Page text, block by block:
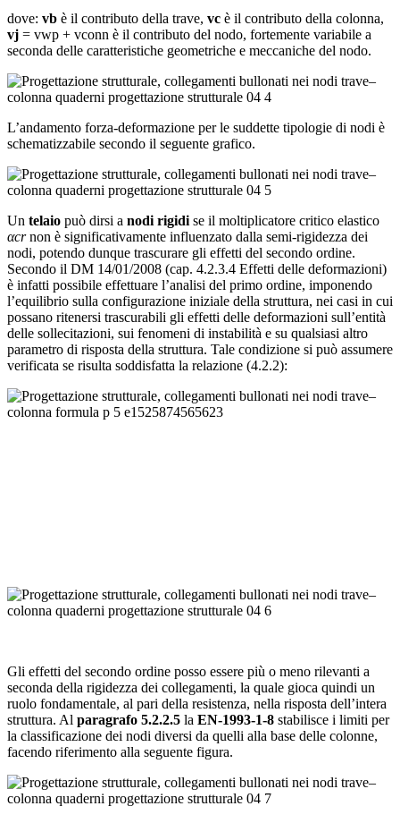
dove: vb è il contributo della trave, vc è il contributo della colonna,
vj = vwp + vconn è il contributo del nodo, fortemente variabile a
seconda delle caratteristiche geometriche e meccaniche del nodo.
L’andamento forza-deformazione per le suddette tipologie di nodi è
schematizzabile secondo il seguente grafico.
Un telaio può dirsi a nodi rigidi se il moltiplicatore critico elastico
αcrnon è significativamente influenzato dalla semi-rigidezza dei
nodi, potendo dunque trascurare gli effetti del secondo ordine.
Secondo il DM 14/01/2008 (cap. 4.2.3.4 Effetti delle deformazioni)
è infatti possibile effettuare l’analisi del primo ordine, imponendo
l’equilibrio sulla configurazione iniziale della struttura, nei casi in cui
possano ritenersi trascurabili gli effetti delle deformazioni sull’entità
delle sollecitazioni, sui fenomeni di instabilità e su qualsiasi altro
parametro di risposta della struttura. Tale condizione si può assumere
verificata se risulta soddisfatta la relazione (4.2.2):
Gli effetti del secondo ordine posso essere più o meno rilevanti a
seconda della rigidezza dei collegamenti, la quale gioca quindi un
ruolo fondamentale, al pari della resistenza, nella risposta dell’intera
struttura. Al paragrafo 5.2.2.5 la EN-1993-1-8 stabilisce i limiti per
la classificazione dei nodi diversi da quelli alla base delle colonne,
facendo riferimento alla seguente figura.